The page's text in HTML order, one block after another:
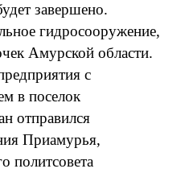
завершено.
гидросооружение,
Амурской области.
с
в поселок
отправился
Приамурья,
политсовета